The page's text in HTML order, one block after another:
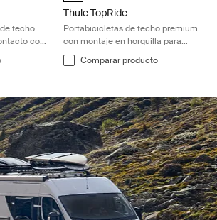
techo
con
Thule TopRide
Portabicicletas de techo premium
con montaje en horquilla para
bicicletas con eje pasante y cierre
rápido
Comparar producto